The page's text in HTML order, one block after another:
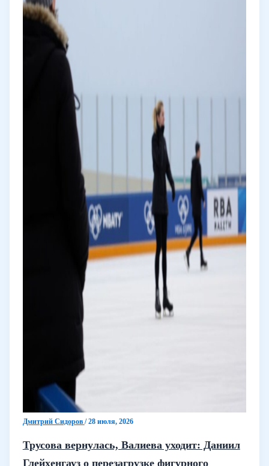
Дмитрий Сидоров /28 июля, 2026
Трусова вернулась, Валиева уходит: Даниил
Глейхенгауз о перезагрузке фигурного